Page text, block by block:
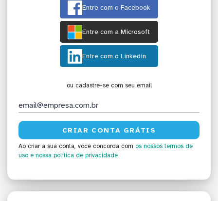
Entre com o Facebook
Entre com a Microsoft
Entre com o Linkedin
ou cadastre-se com seu email
Ao criar a sua conta, você concorda com os nossos termos de
uso e nossa política de privacidade